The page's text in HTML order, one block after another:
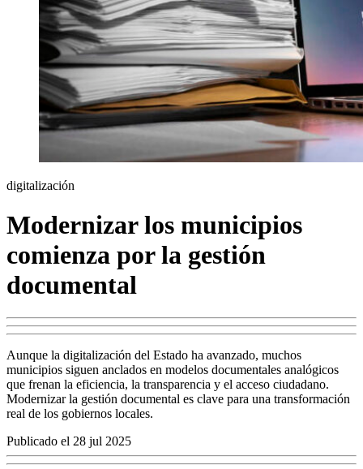
digitalización
Modernizar los municipios
comienza por la gestión
documental
Aunque la digitalización del Estado ha avanzado, muchos
municipios siguen anclados en modelos documentales analógicos
que frenan la eficiencia, la transparencia y el acceso ciudadano.
Modernizar la gestión documental es clave para una transformación
real de los gobiernos locales.
Publicado el 28 jul 2025